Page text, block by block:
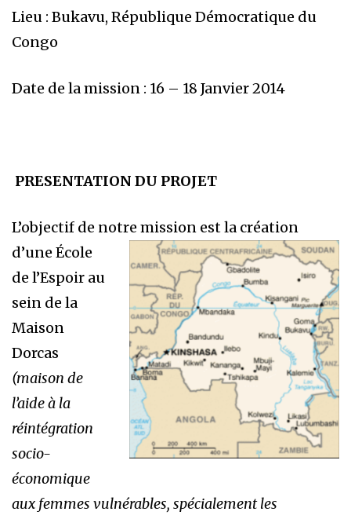
Lieu : Bukavu, République Démocratique du
Congo
Date de la mission : 16 – 18 Janvier 2014
PRESENTATION DU PROJET
L’objectif de notre mission est la création
d’une École
de l’Espoir au
sein de la
Maison
Dorcas
(maison de
l’aide à la
réintégration
socio-
économique
aux femmes vulnérables, spécialement les